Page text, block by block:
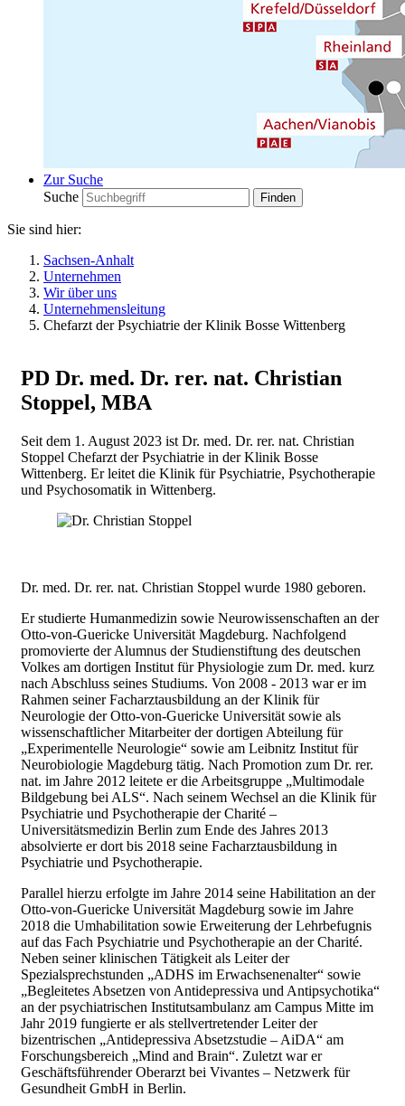
Zur Suche
Suche
Sie sind hier:
Sachsen-Anhalt
Unternehmen
Wir über uns
Unternehmensleitung
Chefarzt der Psychiatrie der Klinik Bosse Wittenberg
PD Dr. med. Dr. rer. nat. Christian
Stoppel, MBA
Seit dem 1. August 2023 ist Dr. med. Dr. rer. nat. Christian
Stoppel Chefarzt der Psychiatrie in der Klinik Bosse
Wittenberg. Er leitet die Klinik für Psychiatrie, Psychotherapie
und Psychosomatik in Wittenberg.
Dr. med. Dr. rer. nat. Christian Stoppel wurde 1980 geboren.
Er studierte Humanmedizin sowie Neurowissenschaften an der
Otto-von-Guericke Universität Magdeburg. Nachfolgend
promovierte der Alumnus der Studienstiftung des deutschen
Volkes am dortigen Institut für Physiologie zum Dr. med. kurz
nach Abschluss seines Studiums. Von 2008 - 2013 war er im
Rahmen seiner Facharztausbildung an der Klinik für
Neurologie der Otto-von-Guericke Universität sowie als
wissenschaftlicher Mitarbeiter der dortigen Abteilung für
„Experimentelle Neurologie“ sowie am Leibnitz Institut für
Neurobiologie Magdeburg tätig. Nach Promotion zum Dr. rer.
nat. im Jahre 2012 leitete er die Arbeitsgruppe „Multimodale
Bildgebung bei ALS“. Nach seinem Wechsel an die Klinik für
Psychiatrie und Psychotherapie der Charité –
Universitätsmedizin Berlin zum Ende des Jahres 2013
absolvierte er dort bis 2018 seine Facharztausbildung in
Psychiatrie und Psychotherapie.
Parallel hierzu erfolgte im Jahre 2014 seine Habilitation an der
Otto-von-Guericke Universität Magdeburg sowie im Jahre
2018 die Umhabilitation sowie Erweiterung der Lehrbefugnis
auf das Fach Psychiatrie und Psychotherapie an der Charité.
Neben seiner klinischen Tätigkeit als Leiter der
Spezialsprechstunden „ADHS im Erwachsenenalter“ sowie
„Begleitetes Absetzen von Antidepressiva und Antipsychotika“
an der psychiatrischen Institutsambulanz am Campus Mitte im
Jahr 2019 fungierte er als stellvertretender Leiter der
bizentrischen „Antidepressiva Absetzstudie – AiDA“ am
Forschungsbereich „Mind and Brain“. Zuletzt war er
Geschäftsführender Oberarzt bei Vivantes – Netzwerk für
Gesundheit GmbH in Berlin.